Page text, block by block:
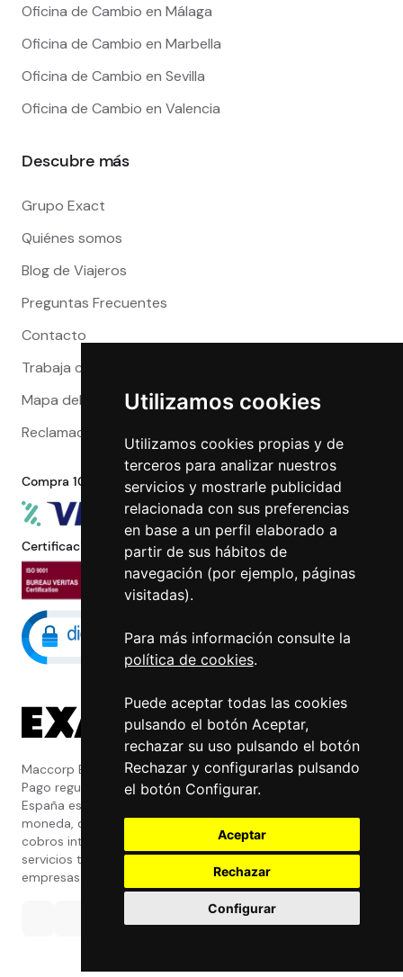
Utilizamos cookies
Utilizamos cookies propias y de
terceros para analizar nuestros
servicios y mostrarle publicidad
relacionada con sus preferencias
en base a un perfil elaborado a
partir de sus hábitos de
navegación (por ejemplo, páginas
visitadas).
Para más información consulte la
política de cookies.
Puede aceptar todas las cookies
pulsando el botón Aceptar,
rechazar su uso pulsando el botón
Rechazar y configurarlas pulsando
el botón Configurar.
Aceptar
Rechazar
Configurar
Oficina de Cambio en Málaga
Oficina de Cambio en Marbella
Oficina de Cambio en Sevilla
Oficina de Cambio en Valencia
Descubre más
Grupo Exact
Quiénes somos
Blog de Viajeros
Preguntas Frecuentes
Contacto
Trabaja con nosotros
Mapa del sitio
Reclamaciones
Compra 100% segura
Certificaciones
Maccorp Exact Change es una Entidad de
Pago regulada y con licencia del Banco de
España especializada en cambio de
moneda, divisas, transferencias, pagos y
cobros internacionales que presta estos
servicios tanto a particulares como a
empresas.